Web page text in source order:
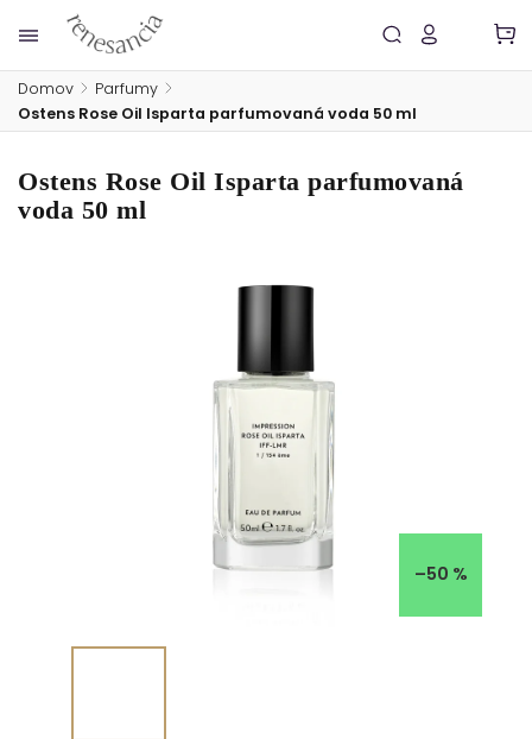
Domov / Parfumy /
Ostens Rose Oil Isparta parfumovaná voda 50 ml
Ostens Rose Oil Isparta parfumovaná
voda 50 ml
–50 %